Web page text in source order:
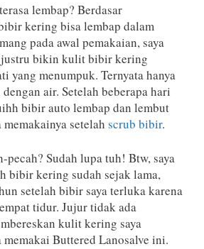
lembap? Berdasar
kering bisa lembap dalam
pada awal pemakaian, saya
bikin kulit bibir kering
yang menumpuk. Ternyata hanya
air. Setelah beberapa hari
bibir auto lembap dan lembut
setelah scrub bibir.
Sudah lupa tuh! Btw, saya
bibir kering sudah sejak lama,
setelah bibir saya terluka karena
tidur. Jujur tidak ada
kulit kering saya
memakai Buttered Lanosalve ini.